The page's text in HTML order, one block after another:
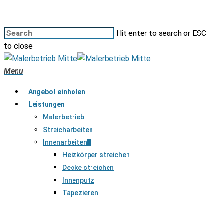
Hit enter to search or ESC
to close
Menu
Angebot einholen
Leistungen
Malerbetrieb
Streicharbeiten
Innenarbeiten
Heizkörper streichen
Decke streichen
Innenputz
Tapezieren